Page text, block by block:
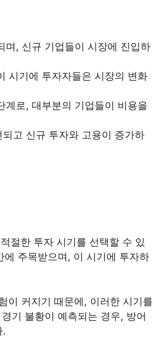
며, 신규 기업들이 시장에 진입하
시기에 투자자들은 시장의 변화
계로, 대부분의 기업들이 비용을
고 신규 투자와 고용이 증가하
절한 투자 시기를 선택할 수 있
주목받으며, 이 시기에 투자하
이 커지기 때문에, 이러한 시기를
기 불황이 예측되는 경우, 방어
.